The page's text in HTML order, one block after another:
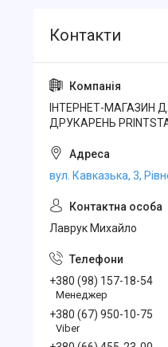
ІНТЕРНЕТ-МАГАЗИН
ДРУКАРЕНЬ
вул. Кавказька, 3,
Лаврук Михайло
+380 (98) 157-18-54
Менеджер
+380 (67) 950-10-75
Viber